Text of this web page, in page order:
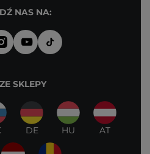
NAS NA:
SKLEPY
DE HU AT